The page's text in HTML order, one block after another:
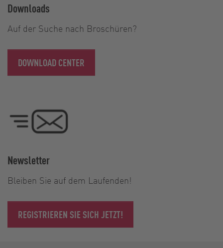
Downloads
Auf der Suche nach Broschüren?
DOWNLOAD CENTER
Newsletter
Bleiben Sie auf dem Laufenden!
REGISTRIEREN SIE SICH JETZT!